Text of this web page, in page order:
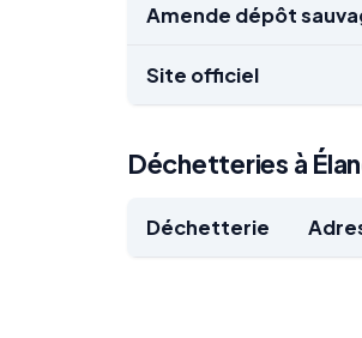
Amende dépôt
Site officiel
Déchetteries à
Déchetterie